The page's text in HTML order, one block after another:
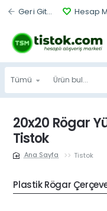
Geri Git... Hesap
Tümü
Ürün
bul...
20x20 Rögar
Tistok
Tistok
Plastik Rögar